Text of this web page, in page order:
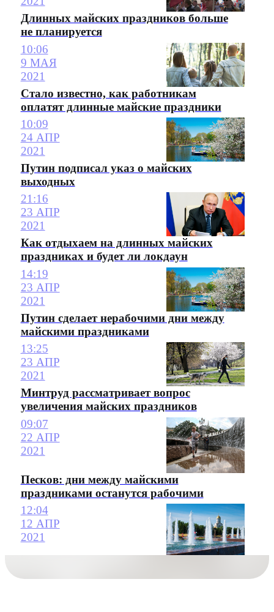
Длинных майских праздников больше
не планируется
10:06
9 МАЯ
2021
Стало известно, как работникам
оплатят длинные майские праздники
10:09
24 АПР
2021
Путин подписал указ о майских
выходных
21:16
23 АПР
2021
Как отдыхаем на длинных майских
праздниках и будет ли локдаун
14:19
23 АПР
2021
Путин сделает нерабочими дни между
майскими праздниками
13:25
23 АПР
2021
Минтруд рассматривает вопрос
увеличения майских праздников
09:07
22 АПР
2021
Песков: дни между майскими
праздниками останутся рабочими
12:04
12 АПР
2021